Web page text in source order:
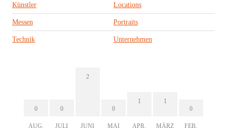
Künstler Locations
Messen Portraits
Technik Unternehmen
0
AUG.
0
JULI
2
JUNI
0
MAI
1
APR.
1
MÄRZ
0
FEB.